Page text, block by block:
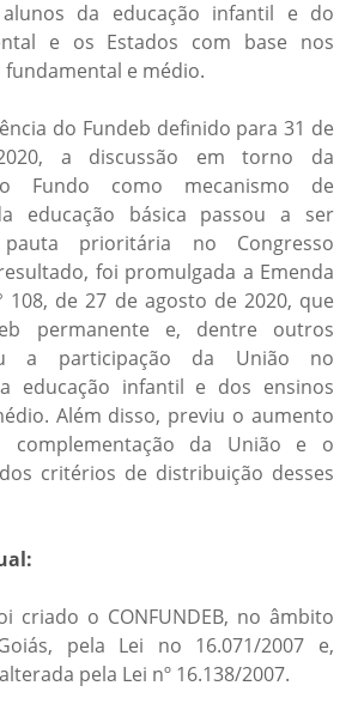
da educação infantil e do
e os Estados com base nos
e médio.
do Fundeb definido para 31 de
a discussão em torno da
Fundo como mecanismo de
educação básica passou a ser
prioritária no Congresso
foi promulgada a Emenda
108, de 27 de agosto de 2020, que
permanente e, dentre outros
a participação da União no
educação infantil e dos ensinos
Além disso, previu o aumento
complementação da União e o
critérios de distribuição desses
criado o CONFUNDEB, no âmbito
pela Lei no 16.071/2007 e,
pela Lei nº 16.138/2007.